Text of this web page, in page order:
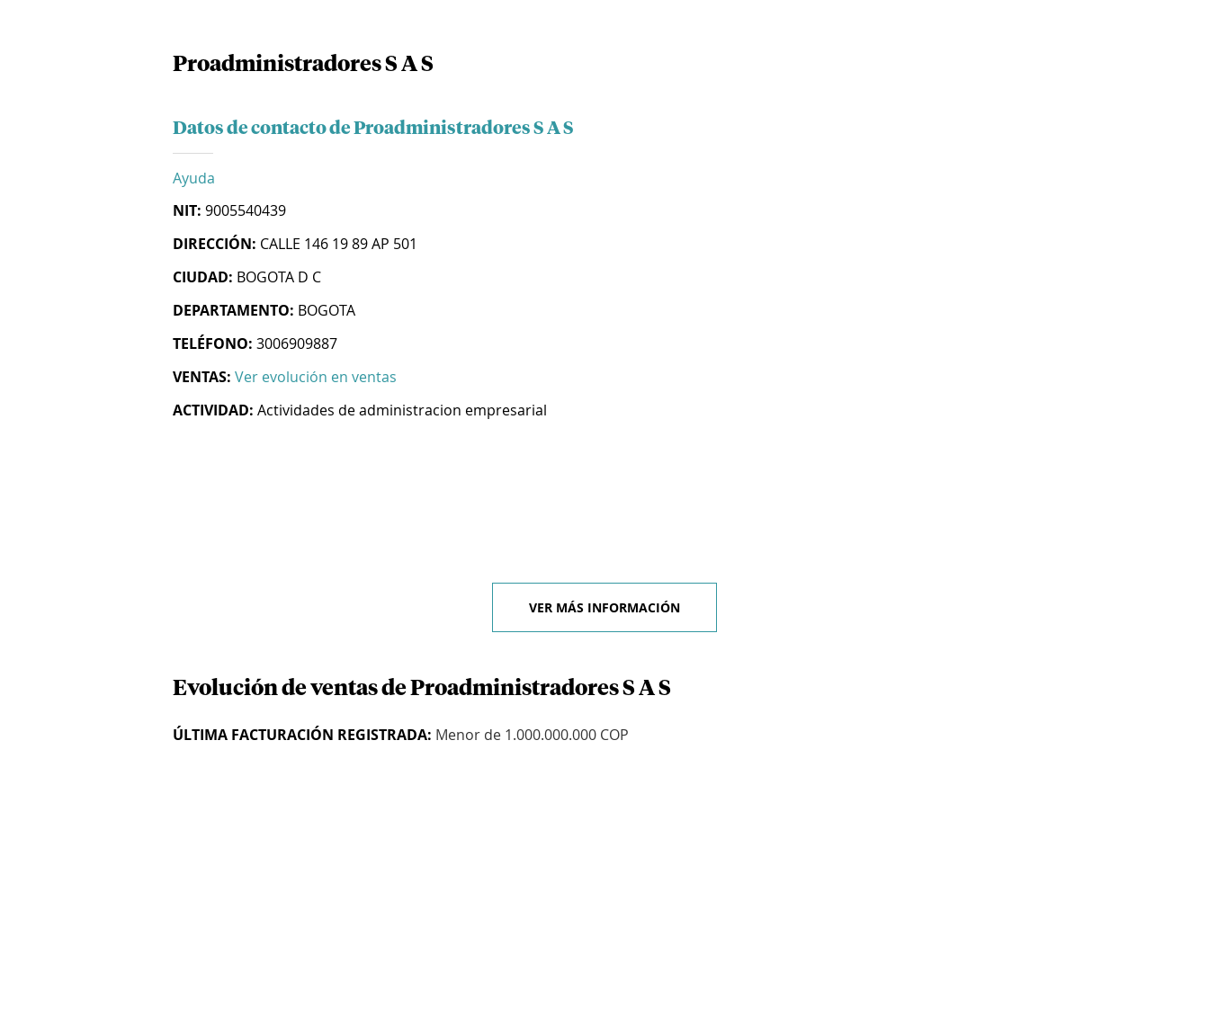
Proadministradores S A S
Datos de contacto de Proadministradores S A S
Ayuda
NIT: 9005540439
DIRECCIÓN: CALLE 146 19 89 AP 501
CIUDAD: BOGOTA D C
DEPARTAMENTO: BOGOTA
TELÉFONO: 3006909887
VENTAS: Ver evolución en ventas
ACTIVIDAD: Actividades de administracion empresarial
VER MÁS INFORMACIÓN
Evolución de ventas de Proadministradores S A S
ÚLTIMA FACTURACIÓN REGISTRADA: Menor de 1.000.000.000 COP